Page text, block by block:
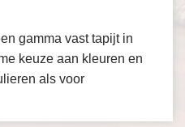
gamma vast tapijt in
keuze aan kleuren en
als voor